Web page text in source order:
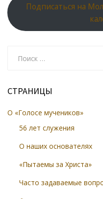
Подписаться на
СТРАНИЦЫ
О «Голосе мучеников»
56 лет служения
О наших основателях
«Пытаемы за Христа»
Часто задаваемые